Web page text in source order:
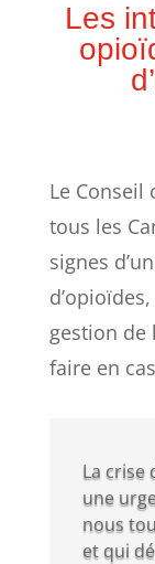
Les
Le Conseil
tous les
signes
gestion de
faire en
La crise
une
nous
et qui